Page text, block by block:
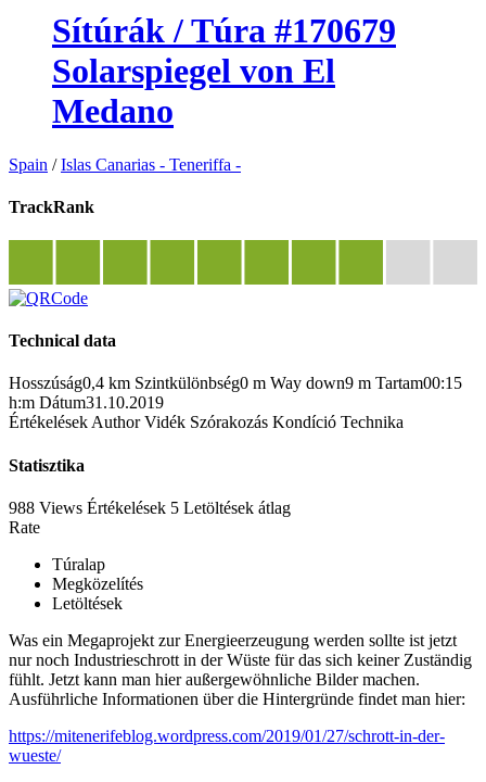
Sítúrák / Túra #170679
Solarspiegel von El
Medano
Spain /Islas Canarias - Teneriffa -
TrackRank
Technical data
Hosszúság0,4 km Szintkülönbség0 m Way down9 m Tartam00:15
h:m Dátum31.10.2019
Értékelések Author Vidék Szórakozás Kondíció Technika
Statisztika
988 Views Értékelések 5 Letöltések átlag
Rate
Túralap
Megközelítés
Letöltések
Was ein Megaprojekt zur Energieerzeugung werden sollte ist jetzt
nur noch Industrieschrott in der Wüste für das sich keiner Zuständig
fühlt. Jetzt kann man hier außergewöhnliche Bilder machen.
Ausführliche Informationen über die Hintergründe findet man hier:
https://mitenerifeblog.wordpress.com/2019/01/27/schrott-in-der-
wueste/